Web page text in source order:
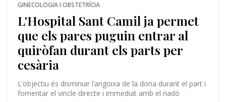
GINECOLOGIA I OBSTETRÍCIA
L'Hospital Sant Camil ja permet
que els pares puguin entrar al
quiròfan durant els parts per
cesària
L’objectiu és disminuir l’angoixa de la dona durant el part i
fomentar el vincle directe i immediat amb el nadó